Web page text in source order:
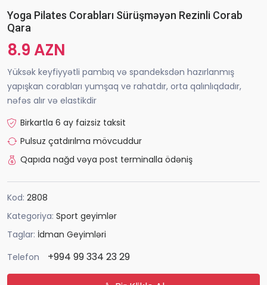
Yoga Pilates Corabları Sürüşməyən Rezinli Corab
Qara
8.9 AZN
Yüksək keyfiyyətli pambıq və spandeksdən hazırlanmış
yapışkan corabları yumşaq ve rahatdır, orta qalınlıqdadır,
nəfəs alır və elastikdir
Birkartla 6 ay faizsiz taksit
Pulsuz çatdırılma mövcuddur
Qapıda nağd vəya post terminalla ödəniş
Kod: 2808
Kategoriya: Sport geyimlər
Taglar: İdman Geyimləri
Telefon
+994 99 334 23 29